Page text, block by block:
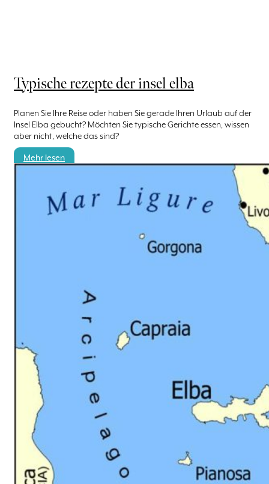
Typische rezepte der insel elba
Planen Sie Ihre Reise oder haben Sie gerade Ihren Urlaub auf der
Insel Elba gebucht? Möchten Sie typische Gerichte essen, wissen
aber nicht, welche das sind?
Mehr lesen